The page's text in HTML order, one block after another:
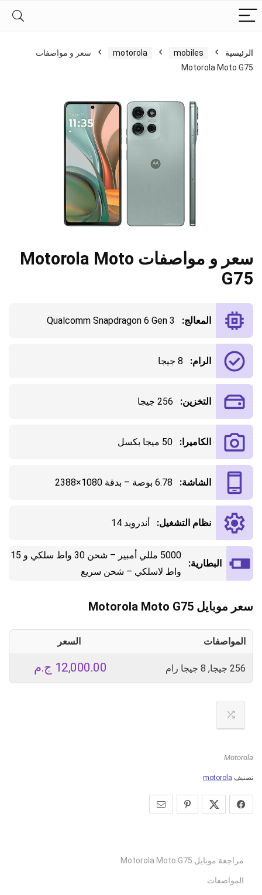
الرئيسية mobiles
motorola
سعر و مواصفات
Motorola Moto G75
سعر و مواصفات Motorola Moto
G75
المعالج: Qualcomm Snapdragon 6 Gen 3
الرام: 8 جيجا
التخزين: 256 جيجا
الكاميرا: 50 ميجا بكسل
الشاشة: 6.78 بوصة – بدقة 1080×2388
نظام التشغيل: أندرويد 14
البطارية:
5000 مللي أمبير – شحن 30 واط سلكي و 15
واط لاسلكي – شحن سريع
سعر موبايل Motorola Moto G75
المواصفات السعر
256 جيجا, 8 جيجا رام ج.م 12,000.00
Motorola
تصنيف motorola
مراجعة موبايل Motorola Moto G75
المواصفات